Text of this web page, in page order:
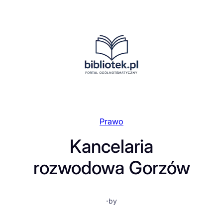
Prawo
Kancelaria
rozwodowa Gorzów
·by